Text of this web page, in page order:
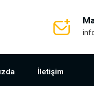
İletişim